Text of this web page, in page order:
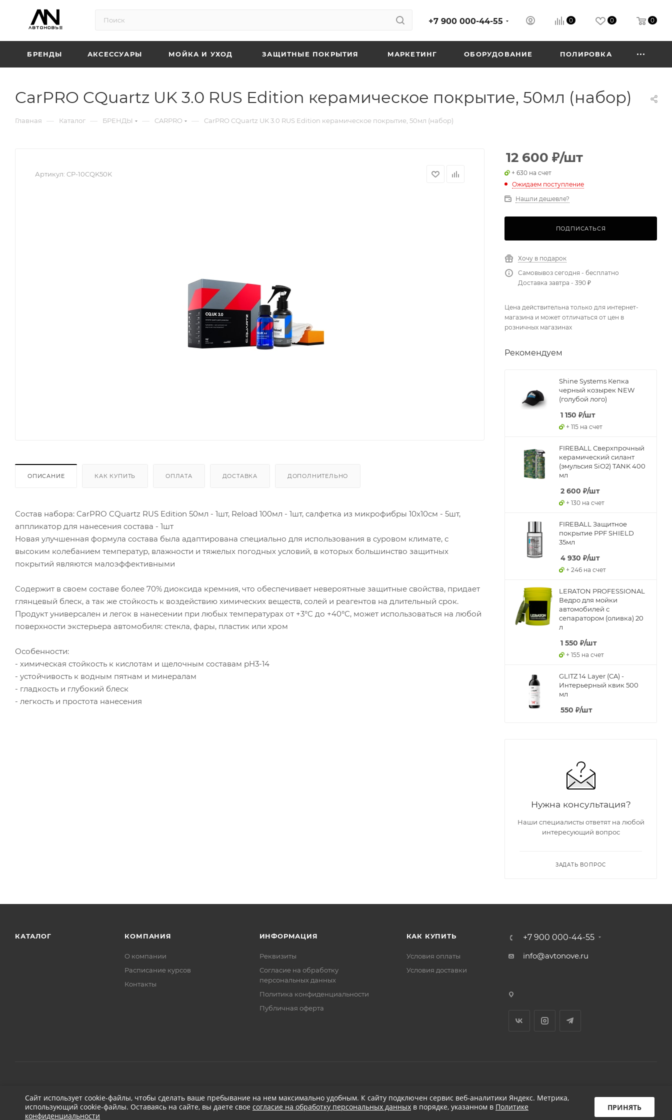
+7 900 000-44-55 0 0 0
БРЕНДЫ АКСЕССУАРЫ МОЙКА И УХОД ЗАЩИТНЫЕ ПОКРЫТИЯ МАРКЕТИНГ ОБОРУДОВАНИЕ ПОЛИРОВКА
CarPRO CQuartz UK 3.0 RUS Edition керамическое покрытие, 50мл (набор)
Главная — Каталог — БРЕНДЫ — CARPRO — CarPRO CQuartz UK 3.0 RUS Edition керамическое покрытие, 50мл (набор)
Артикул: CP-10CQK50K
ОПИСАНИЕ КАК КУПИТЬ ОПЛАТА ДОСТАВКА ДОПОЛНИТЕЛЬНО
Состав набора: CarPRO CQuartz RUS Edition 50мл - 1шт, Reload 100мл - 1шт, салфетка из микрофибры 10х10см - 5шт,
аппликатор для нанесения состава - 1шт
Новая улучшенная формула состава была адаптирована специально для использования в суровом климате, с
высоким колебанием температур, влажности и тяжелых погодных условий, в которых большинство защитных
покрытий являются малоэффективными
Содержит в своем составе более 70% диоксида кремния, что обеспечивает невероятные защитные свойства, придает
глянцевый блеск, а так же стойкость к воздействию химических веществ, солей и реагентов на длительный срок.
Продукт универсален и легок в нанесении при любых температурах от +3°C до +40°C, может использоваться на любой
поверхности экстерьера автомобиля: стекла, фары, пластик или хром
Особенности:
- химическая стойкость к кислотам и щелочным составам pH3-14
- устойчивость к водным пятнам и минералам
- гладкость и глубокий блеск
- легкость и простота нанесения
12 600 ₽/шт
+ 630 на счет
Ожидаем поступление
Нашли дешевле?
ПОДПИСАТЬСЯ
Хочу в подарок
Самовывоз сегодня - бесплатно
Доставка завтра - 390 ₽
Цена действительна только для интернет-
магазина и может отличаться от цен в
розничных магазинах
Рекомендуем
Shine Systems Кепка
черный козырек NEW
(голубой лого)
1 150 ₽/шт
+ 115 на счет
FIREBALL Сверхпрочный
керамический силант
(эмульсия SiO2) TANK 400
мл
2 600 ₽/шт
+ 130 на счет
FIREBALL Защитное
покрытие PPF SHIELD
35мл
4 930 ₽/шт
+ 246 на счет
LERATON PROFESSIONAL
Ведро для мойки
автомобилей с
сепаратором (оливка) 20
л
1 550 ₽/шт
+ 155 на счет
GLITZ 14 Layer (CA) -
Интерьерный квик 500
мл
550 ₽/шт
Нужна консультация?
Наши специалисты ответят на любой
интересующий вопрос
ЗАДАТЬ ВОПРОС
КАТАЛОГ КОМПАНИЯ
О компании
Расписание курсов
Контакты
ИНФОРМАЦИЯ
Реквизиты
Соглаcие на обработку
персональных данных
Политика конфиденциальности
Публичная оферта
КАК КУПИТЬ
Условия оплаты
Условия доставки
+7 900 000-44-55
info@avtonove.ru
2026 © ДЕТЕЙЛИНГ-МАРКЕТ АВТОНОВЬЕ Разработано в KAPUSTA LAB
Сайт использует cookie-файлы, чтобы сделать ваше пребывание на нем максимально удобным. К cайту подключен сервис веб-аналитики Яндекс. Метрика,
использующий cookie-файлы. Оставаясь на сайте, вы даете свое согласие на обработку персональных данных в порядке, указанном в Политике
конфиденциальности
ПРИНЯТЬ